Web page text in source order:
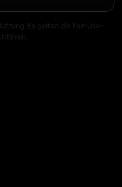
Es gelten die Fair-Use-